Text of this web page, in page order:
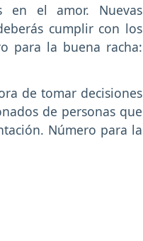
en el amor. Nuevas
cumplir con los
para la buena racha:
de tomar decisiones
de personas que
Número para la